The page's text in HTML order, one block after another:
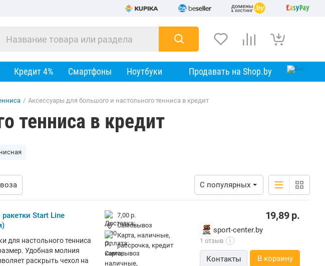
Кредит 4% Смартфоны Ноутбуки Продавать на Shop.by
/ Аксессуары для большого и настольного тенниса в кредит
тенниса в кредит
С популярных
Start Line
для настольного тенниса
Удобная молния
раскрыть чехол на
7,00 р.
Самовывоз
карта, наличные,
рассрочка, кредит
19,89р.
sport-center.by
1 отзыв i
Контакты В корзину